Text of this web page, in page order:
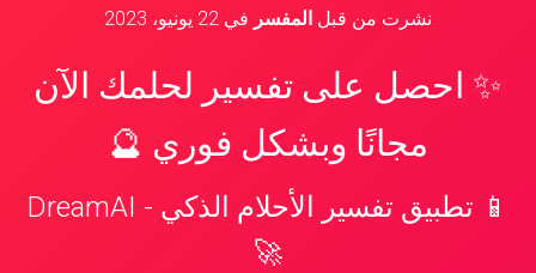
نشرت من قبل المفسر في 22 يونيو، 2023
✨ احصل على تفسير لحلمك الآن
مجانًا وبشكل فوري 🔮
📱 تطبيق تفسير الأحلام الذكي - DreamAI
🚀